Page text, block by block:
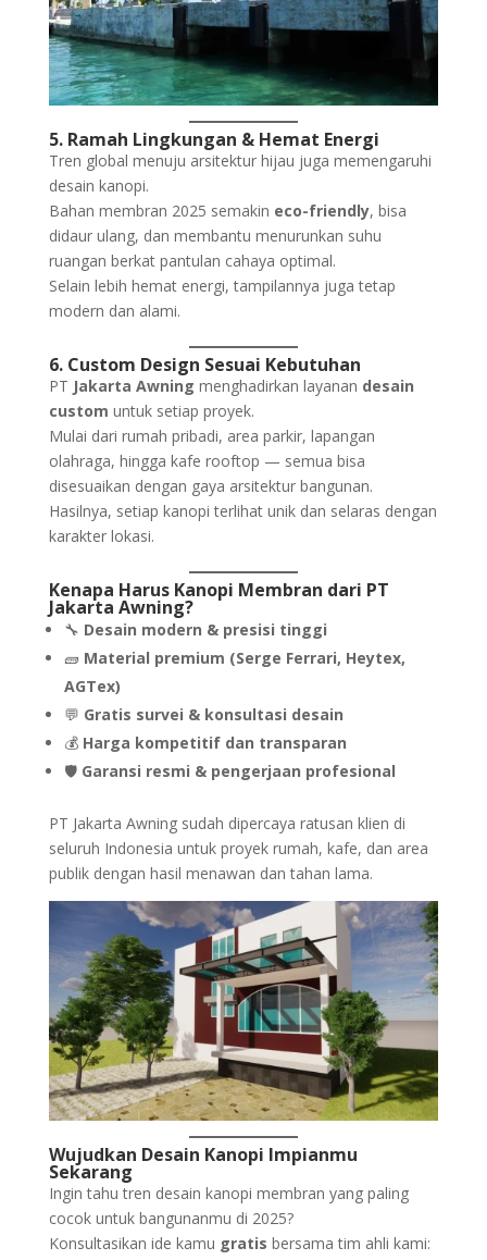
5. Ramah Lingkungan & Hemat Energi
Tren global menuju arsitektur hijau juga memengaruhi
desain kanopi.
Bahan membran 2025 semakin eco-friendly, bisa
didaur ulang, dan membantu menurunkan suhu
ruangan berkat pantulan cahaya optimal.
Selain lebih hemat energi, tampilannya juga tetap
modern dan alami.
6. Custom Design Sesuai Kebutuhan
PT Jakarta Awning menghadirkan layanan desain
custom untuk setiap proyek.
Mulai dari rumah pribadi, area parkir, lapangan
olahraga, hingga kafe rooftop — semua bisa
disesuaikan dengan gaya arsitektur bangunan.
Hasilnya, setiap kanopi terlihat unik dan selaras dengan
karakter lokasi.
Kenapa Harus Kanopi Membran dari PT
Jakarta Awning?
🔧 Desain modern & presisi tinggi
🧱 Material premium (Serge Ferrari, Heytex,
AGTex)
💬 Gratis survei & konsultasi desain
💰 Harga kompetitif dan transparan
🛡️ Garansi resmi & pengerjaan profesional
PT Jakarta Awning sudah dipercaya ratusan klien di
seluruh Indonesia untuk proyek rumah, kafe, dan area
publik dengan hasil menawan dan tahan lama.
Wujudkan Desain Kanopi Impianmu
Sekarang
Ingin tahu tren desain kanopi membran yang paling
cocok untuk bangunanmu di 2025?
Konsultasikan ide kamu gratis bersama tim ahli kami: